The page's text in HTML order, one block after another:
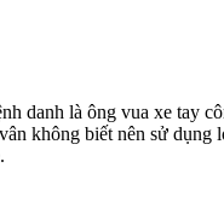
danh là ông vua xe tay
không biết nên sử dụng